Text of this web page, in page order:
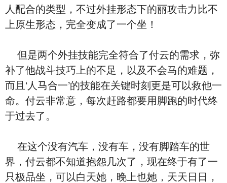
人配合的类型，不过外挂形态下的丽攻击力比不
上原生形态，完全变成了一个坐 ！
但是两个外挂技能完全符合了付云的需求，弥
补了他战斗技巧上的不⾜，以及不会马的难题，
而且‘人马合一’的技能在关键时刻更是可以救他一
命。付云非常意，每次赶路都要用脚跑的时代终
于过去了。
在这个没有汽车，没有车，没有脚踏车的世
界，付云都不知道抱怨几次了，现在终于有了一
只极品坐 ，可以⽩天她，晚上也她，天天 ⽇⽇
，